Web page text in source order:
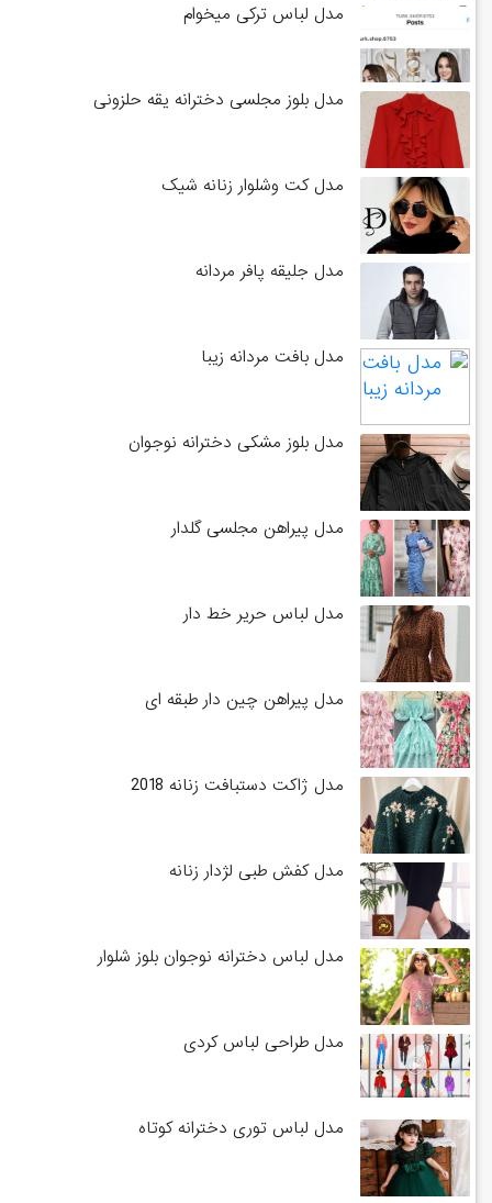
مدل لباس ترکی میخوام
مدل بلوز مجلسی دخترانه یقه حلزونی
مدل کت وشلوار زنانه شیک
مدل جلیقه پافر مردانه
مدل بافت مردانه زیبا
مدل بلوز مشکی دخترانه نوجوان
مدل پیراهن مجلسی گلدار
مدل لباس حریر خط دار
مدل پیراهن چین دار طبقه ای
مدل ژاکت دستبافت زنانه 2018
مدل کفش طبی لژدار زنانه
مدل لباس دخترانه نوجوان بلوز شلوار
مدل طراحی لباس کردی
مدل لباس توری دخترانه کوتاه